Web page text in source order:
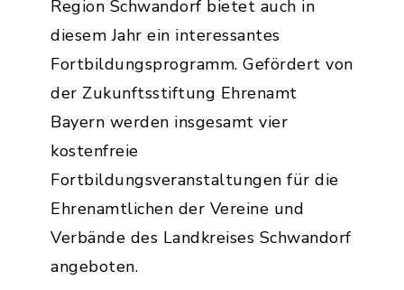
Region Schwandorf bietet auch in
diesem Jahr ein interessantes
Fortbildungsprogramm. Gefördert von
der Zukunftsstiftung Ehrenamt
Bayern werden insgesamt vier
kostenfreie
Fortbildungsveranstaltungen für die
Ehrenamtlichen der Vereine und
Verbände des Landkreises Schwandorf
angeboten.